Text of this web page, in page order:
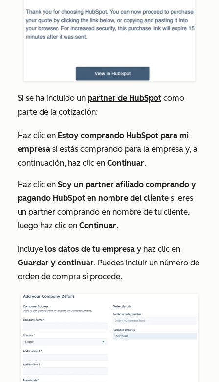
Si se ha incluido un partner de HubSpot como
parte de la cotización:
Haz clic en Estoy comprando HubSpot para mi
empresa si estás comprando para la empresa y, a
continuación, haz clic en Continuar.
Haz clic en Soy un partner afiliado comprando y
pagando HubSpot en nombre del cliente si eres
un partner comprando en nombre de tu cliente,
luego haz clic en Continuar.
Incluye los datos de tu empresa y haz clic en
Guardar y continuar. Puedes incluir un número de
orden de compra si procede.